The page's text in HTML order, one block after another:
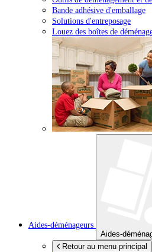
Bande adhésive d'emballage
Solutions d'entreposage
Louez des boîtes de
Aides-déménageurs
Aides-
Retour au menu principal